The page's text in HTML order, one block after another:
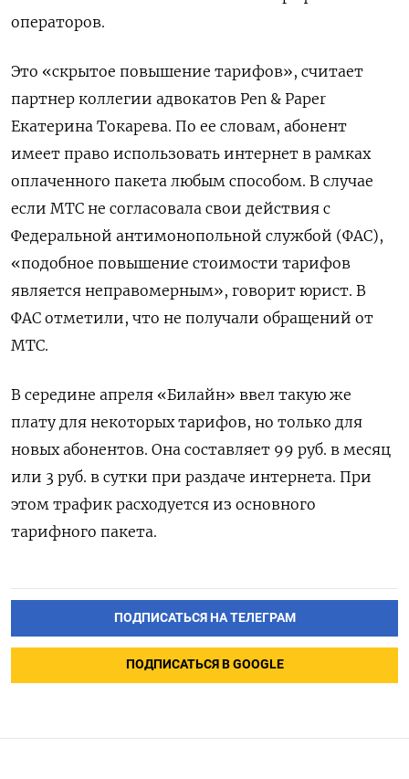
операторов.
Это «скрытое повышение тарифов», считает
партнер коллегии адвокатов Pen & Paper
Екатерина Токарева. По ее словам, абонент
имеет право использовать интернет в рамках
оплаченного пакета любым способом. В случае
если МТС не согласовала свои действия с
Федеральной антимонопольной службой (ФАС),
«подобное повышение стоимости тарифов
является неправомерным», говорит юрист. В
ФАС отметили, что не получали обращений от
МТС.
В середине апреля «Билайн» ввел такую же
плату для некоторых тарифов, но только для
новых абонентов. Она составляет 99 руб. в месяц
или 3 руб. в сутки при раздаче интернета. При
этом трафик расходуется из основного
тарифного пакета.
ПОДПИСАТЬСЯ НА ТЕЛЕГРАМ
ПОДПИСАТЬСЯ В GOOGLE